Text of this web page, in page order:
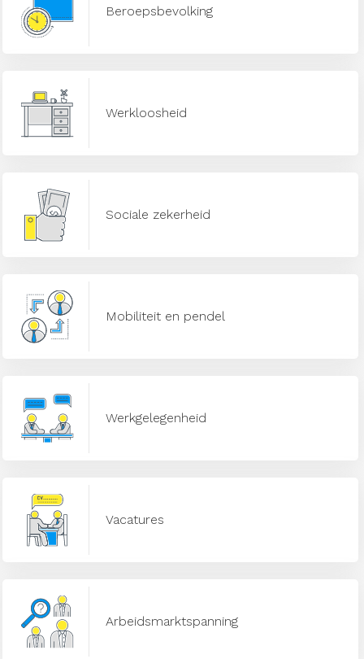
Beroepsbevolking
Werkloosheid
Sociale zekerheid
Mobiliteit en pendel
Werkgelegenheid
Vacatures
Arbeidsmarktspanning